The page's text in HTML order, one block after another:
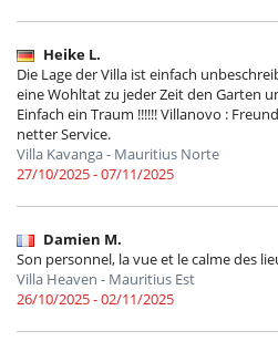
Heike L.
Die Lage der Villa ist einfach
eine Wohltat zu jeder Zeit den Garten
Einfach ein Traum !!!!!! Villanovo :
netter Service.
Villa Kavanga - Mauritius Norte
27/10/2025 - 07/11/2025
Damien M.
Son personnel, la vue et le calme des
Villa Heaven - Mauritius Est
26/10/2025 - 02/11/2025